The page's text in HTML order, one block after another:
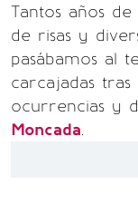
Tantos años
de risas y
pasábamos al
carcajadas tras
ocurrencias y
Moncada.